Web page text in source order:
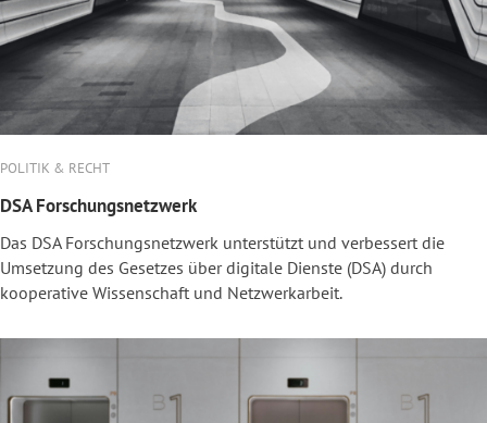
POLITIK & RECHT
DSA Forschungsnetzwerk
Das DSA Forschungsnetzwerk unterstützt und verbessert die
Umsetzung des Gesetzes über digitale Dienste (DSA) durch
kooperative Wissenschaft und Netzwerkarbeit.